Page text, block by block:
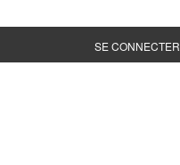
SE CONNECTER